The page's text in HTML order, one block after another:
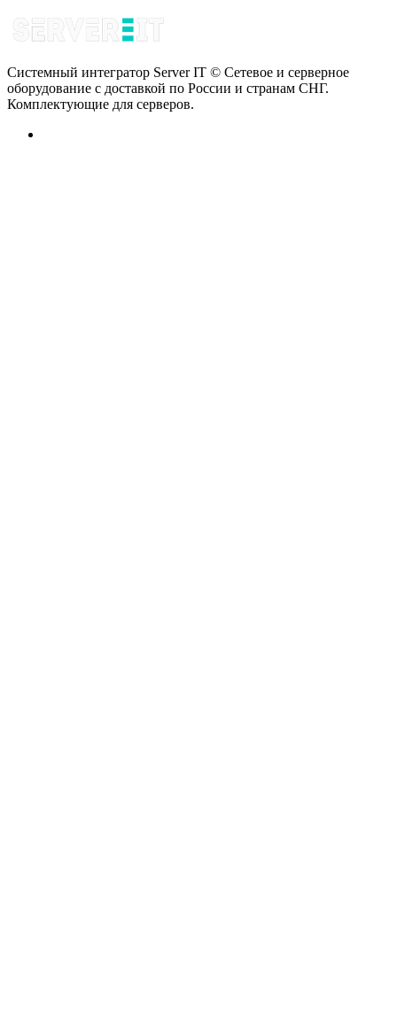
Системный интегратор Server IT © Сетевое и серверное
оборудование с доставкой по России и странам СНГ.
Комплектующие для серверов.